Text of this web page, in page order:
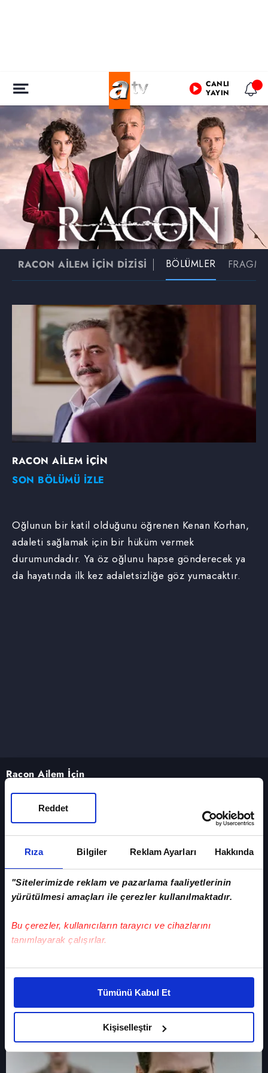
Rıza Bilgiler Reklam Ayarları Hakkında
"Sitelerimizde reklam ve pazarlama faaliyetlerinin
yürütülmesi amaçları ile çerezler kullanılmaktadır.
Bu çerezler, kullanıcıların tarayıcı ve cihazlarını
tanımlayarak çalışırlar.
Bu çerezlere izin vermeniz halinde sizlere özel
daha iyi reklam deneyimi yaşatabiliriz. Bunu yaparken
amacımızın size daha iyi bir reklam deneyimi sunmak
olduğunu ve sizlere en iyi içerikleri sunabilmek adına
elimizden gelen çabayı gösterdiğimizi ve bu noktada,
reklamların maliyetlerimizi karşılamak noktasında tek gelir
kalemimiz olduğunu sizlere hatırlatmak isteriz.
Tümünü Kabul Et
Kişiselleştir
Reddet
CANLI
YAYIN
RACON AİLEM İÇİN DİZİSİ BÖLÜMLER
RACON AİLEM İÇİN
SON BÖLÜMÜ İZLE
Oğlunun bir katil olduğunu öğrenen Kenan Korhan,
adaleti sağlamak için bir hüküm vermek
durumundadır. Ya öz oğlunu hapse gönderecek ya
da hayatında ilk kez adaletsizliğe göz yumacaktır.
Racon Ailem İçin
3. Bölüm